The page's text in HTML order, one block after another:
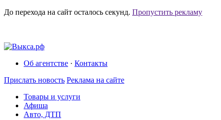
До перехода на сайт осталось секунд. Пропустить рекламу
Об агентстве · Контакты
Прислать новость Реклама на сайте
Товары и услуги
Афиша
Авто, ДТП